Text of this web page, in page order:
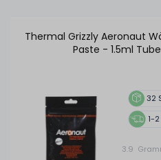
Thermal Grizzly Aeronaut
Paste - 1.5ml
32
1-
3.9